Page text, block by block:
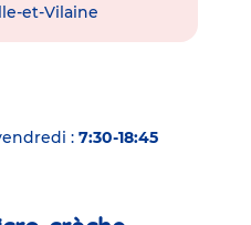
et-Vilaine
: 7:30-18:45